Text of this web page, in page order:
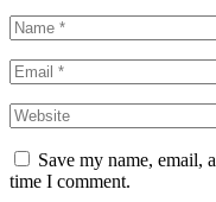
Save my name, email,
time I comment.